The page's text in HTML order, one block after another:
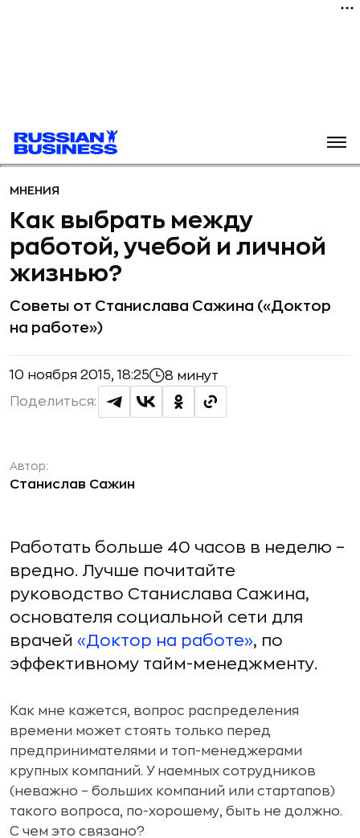
МНЕНИЯ
Как выбрать между
работой, учебой и личной
жизнью?
Советы от Станислава Сажина («Доктор
на работе»)
10 ноября 2015, 18:25 8 минут
Поделиться:
Автор:
Станислав Сажин
Работать больше 40 часов в неделю –
вредно. Лучше почитайте
руководство Станислава Сажина,
основателя социальной сети для
врачей «Доктор на работе», по
эффективному тайм-менеджменту.
Как мне кажется, вопрос распределения
времени может стоять только перед
предпринимателями и топ-менеджерами
крупных компаний. У наемных сотрудников
(неважно – больших компаний или стартапов)
такого вопроса, по-хорошему, быть не должно.
С чем это связано?